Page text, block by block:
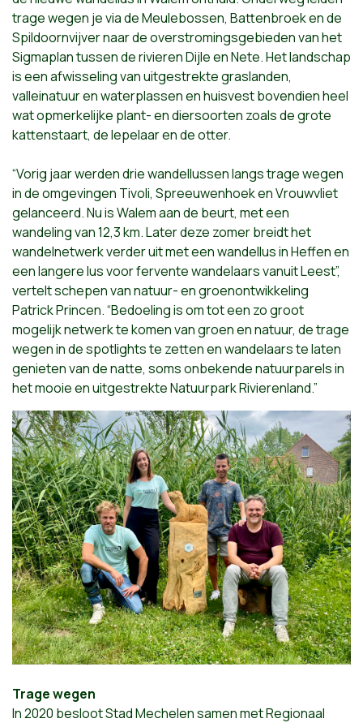
trage wegen je via de Meulebossen, Battenbroek en de
Spildoornvijver naar de overstromingsgebieden van het
Sigmaplan tussen de rivieren Dijle en Nete. Het landschap
is een afwisseling van uitgestrekte graslanden,
valleinatuur en waterplassen en huisvest bovendien heel
wat opmerkelijke plant- en diersoorten zoals de grote
kattenstaart, de lepelaar en de otter.
“Vorig jaar werden drie wandellussen langs trage wegen
in de omgevingen Tivoli, Spreeuwenhoek en Vrouwvliet
gelanceerd. Nu is Walem aan de beurt, met een
wandeling van 12,3 km. Later deze zomer breidt het
wandelnetwerk verder uit met een wandellus in Heffen en
een langere lus voor fervente wandelaars vanuit Leest”,
vertelt schepen van natuur- en groenontwikkeling
Patrick Princen. “Bedoeling is om tot een zo groot
mogelijk netwerk te komen van groen en natuur, de trage
wegen in de spotlights te zetten en wandelaars te laten
genieten van de natte, soms onbekende natuurparels in
het mooie en uitgestrekte Natuurpark Rivierenland.”
Trage wegen
In 2020 besloot Stad Mechelen samen met Regionaal